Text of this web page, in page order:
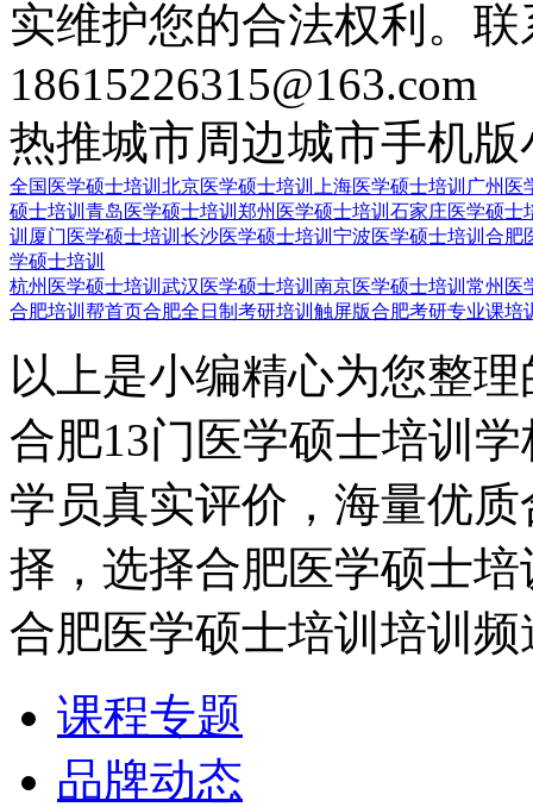
实维护您的合法权利。
18615226315@163.com
热推城市周边城市手机版
全国医学硕士培训 北京医学硕士培训 上海医学硕士培训 广州医
硕士培训 青岛医学硕士培训 郑州医学硕士培训 石家庄医学硕士
训 厦门医学硕士培训 长沙医学硕士培训 宁波医学硕士培训 合肥
学硕士培训
杭州医学硕士培训 武汉医学硕士培训 南京医学硕士培训 常州医
合肥培训帮首页合肥全日制考研培训触屏版合肥考研专业课培
以上是小编精心为您整
合肥13门医学硕士培训
学员真实评价，海量优
择，选择合肥医学硕士
合肥医学硕士培训培训频
课程专题
品牌动态